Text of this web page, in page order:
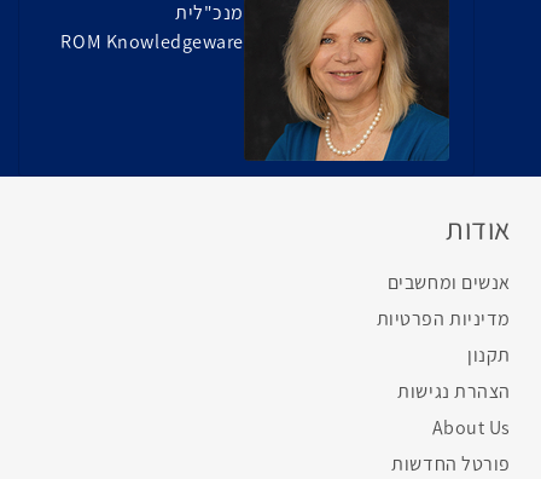
מנכ"לית
ROM Knowledgeware
אודות
אנשים ומחשבים
מדיניות הפרטיות
תקנון
הצהרת נגישות
About Us
פורטל החדשות